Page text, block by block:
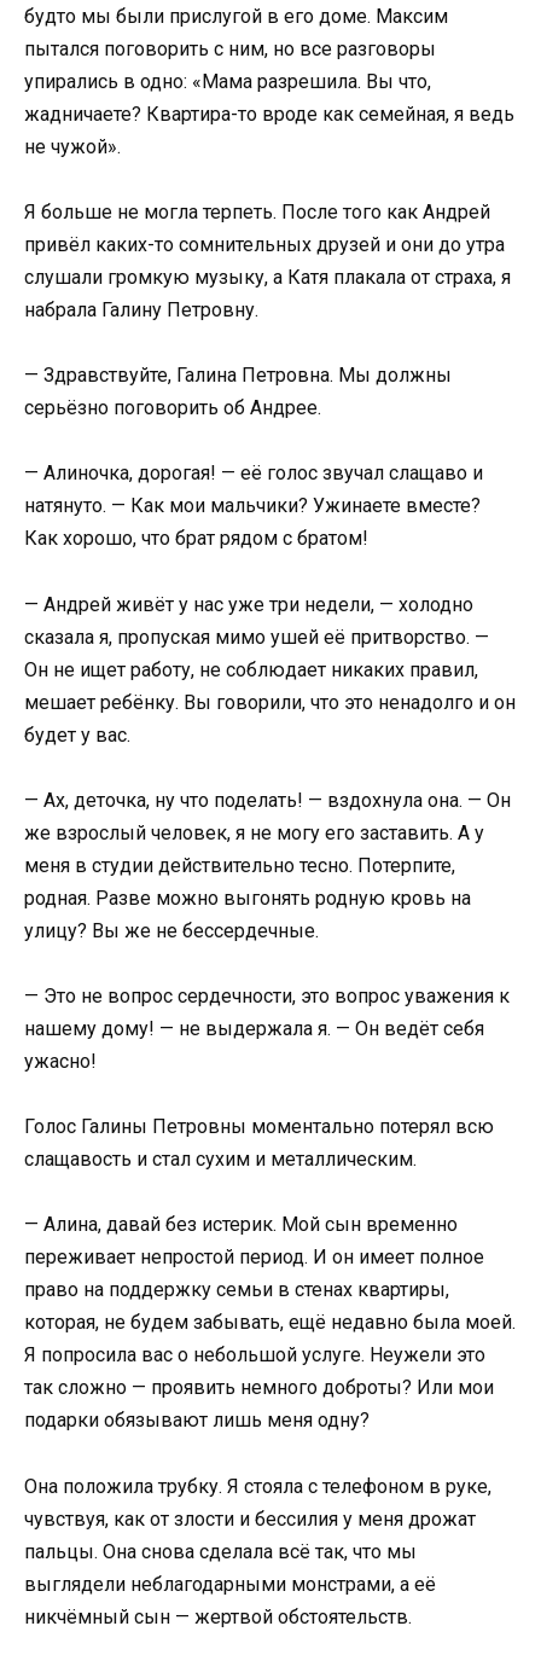
будто мы были прислугой в его доме. Максим
пытался поговорить с ним, но все разговоры
упирались в одно: «Мама разрешила. Вы что,
жадничаете? Квартира-то вроде как семейная, я ведь
не чужой».
Я больше не могла терпеть. После того как Андрей
привёл каких-то сомнительных друзей и они до утра
слушали громкую музыку, а Катя плакала от страха, я
набрала Галину Петровну.
— Здравствуйте, Галина Петровна. Мы должны
серьёзно поговорить об Андрее.
— Алиночка, дорогая! — её голос звучал слащаво и
натянуто. — Как мои мальчики? Ужинаете вместе?
Как хорошо, что брат рядом с братом!
— Андрей живёт у нас уже три недели, — холодно
сказала я, пропуская мимо ушей её притворство. —
Он не ищет работу, не соблюдает никаких правил,
мешает ребёнку. Вы говорили, что это ненадолго и он
будет у вас.
— Ах, деточка, ну что поделать! — вздохнула она. — Он
же взрослый человек, я не могу его заставить. А у
меня в студии действительно тесно. Потерпите,
родная. Разве можно выгонять родную кровь на
улицу? Вы же не бессердечные.
— Это не вопрос сердечности, это вопрос уважения к
нашему дому! — не выдержала я. — Он ведёт себя
ужасно!
Голос Галины Петровны моментально потерял всю
слащавость и стал сухим и металлическим.
— Алина, давай без истерик. Мой сын временно
переживает непростой период. И он имеет полное
право на поддержку семьи в стенах квартиры,
которая, не будем забывать, ещё недавно была моей.
Я попросила вас о небольшой услуге. Неужели это
так сложно — проявить немного доброты? Или мои
подарки обязывают лишь меня одну?
Она положила трубку. Я стояла с телефоном в руке,
чувствуя, как от злости и бессилия у меня дрожат
пальцы. Она снова сделала всё так, что мы
выглядели неблагодарными монстрами, а её
никчёмный сын — жертвой обстоятельств.